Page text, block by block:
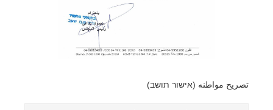
تصريح مواطنه (אישור תושב)